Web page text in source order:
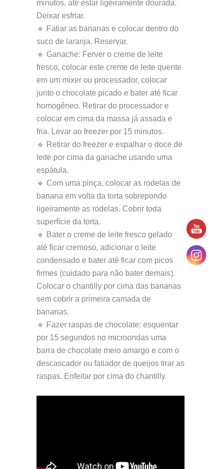
minutos, até estar ligeiramente dourada.
Deixar esfriar.
🔹 Fatiar as bananas e colocar dentro do
suco de laranja. Reservar.
🔹 Ganache: Ferver o creme de leite
fresco, colocar este creme de leite quente
em um mixer ou processador, colocar
junto o chocolate picado e bater até ficar
homogêneo. Retirar do processador e
colocar em cima da massa já assada e
fria. Levar ao freezer por 15 minutos.
🔹 Retirar do freezer e espalhar o doce de
leite por cima da ganache usando uma
espátula.
🔹 Com uma pinça, colocar as rodelas de
banana em volta da torta sobrepondo
ligeiramente as rodelas. Cobrir toda
superfície da torta.
🔹 Bater o creme de leite fresco gelado
até ficar cremoso, adicionar o leite
condensado e bater até ficar com picos
firmes (cuidado para não bater demais).
Colocar o chantilly por cima das bananas
sem cobrir a primeira camada de
bananas.
🔹 Fazer raspas de chocolate: esquentar
por 15 segundos no microondas uma
barra de chocolate meio amargo e com o
descascador ou fatiador de queijos tirar as
raspas. Enfeitar por cima do chantilly.